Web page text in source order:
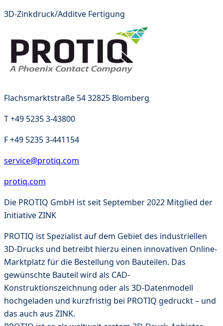
3D-Zinkdruck/Additve Fertigung
Flachsmarktstraße 54 32825 Blomberg
T+49 5235 3-43800
F+49 5235 3-441154
service@protiq.com
protiq.com
Die PROTIQ GmbH ist seit September 2022 Mitglied der
Initiative ZINK
PROTIQ ist Spezialist auf dem Gebiet des industriellen
3D-Drucks und betreibt hierzu einen innovativen Online-
Marktplatz für die Bestellung von Bauteilen. Das
gewünschte Bauteil wird als CAD-
Konstruktionszeichnung oder als 3D-Datenmodell
hochgeladen und kurzfristig bei PROTIQ gedruckt – und
das auch aus ZINK.